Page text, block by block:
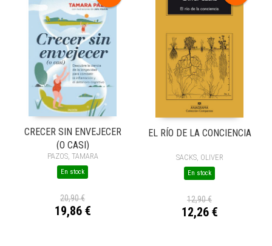
CRECER SIN ENVEJECER
(O CASI)
PAZOS, TAMARA
En stock
20,90 €
19,86 €
EL RÍO DE LA CONCIENCIA
SACKS, OLIVER
En stock
12,90 €
12,26 €